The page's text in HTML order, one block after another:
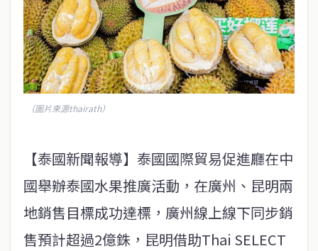
（圖片來源thairath）
【泰國新聞報導】泰國國際貿易促進廳在中
國舉辦泰國水果推廣活動，在廣州、昆明兩
地銷售目標成功達標，廣州線上線下同步銷
售預計超過2億銖，昆明借助Thai SELECT